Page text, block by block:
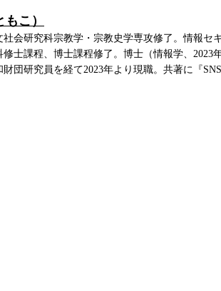
こ）
会研究科宗教学・宗教史学専攻修了。情報セ
士課程、博士課程修了。博士（情報学、2023
団研究員を経て2023年より現職。共著に『